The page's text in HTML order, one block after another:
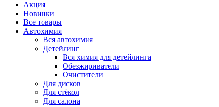
Акция
Новинки
Все товары
Автохимия
Вся автохимия
Детейлинг
Вся химия для детейлинга
Обезжириватели
Очистители
Для дисков
Для стёкол
Для салона